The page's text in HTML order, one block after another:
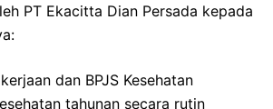
PT Ekacitta Dian Persada kepada
dan BPJS Kesehatan
tahunan secara rutin